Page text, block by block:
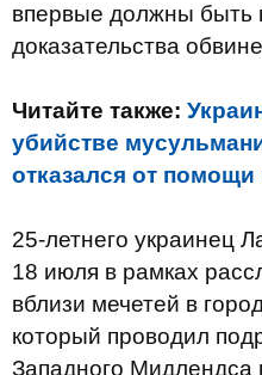
впервые должны быть
доказательства
Читайте также:
убийстве
отказался от
25-летнего украинец
18 июля в рамках
вблизи мечетей в
который проводил
Западного Мидлендса